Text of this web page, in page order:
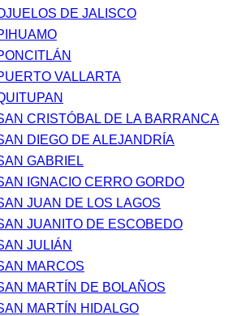
DE JALISCO
VALLARTA
CRISTÓBAL DE LA BARRANCA
DIEGO DE ALEJANDRÍA
GABRIEL
IGNACIO CERRO GORDO
JUAN DE LOS LAGOS
JUANITO DE ESCOBEDO
JULIÁN
MARCOS
MARTÍN DE BOLAÑOS
MARTÍN HIDALGO